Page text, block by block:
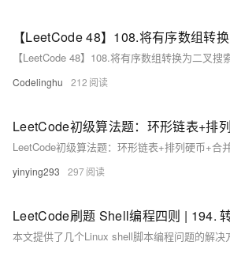
【LeetCode 48】108.将有序数组转
【LeetCode 48】108.将有序数组转换为二叉搜
Codelinghu 212
LeetCode初级算法题：环形链表+排列硬币+合
yinying293 297